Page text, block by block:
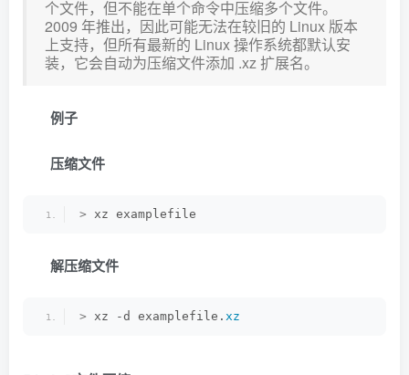
个文件，但不能在单个命令中压缩多个文件。
2009 年推出，因此可能无法在较旧的 Linux 版本
上支持，但所有最新的 Linux 操作系统都默认安
装，它会自动为压缩文件添加 .xz 扩展名。
例子
压缩文件
> xz examplefile
解压缩文件
> xz -d examplefile. xz